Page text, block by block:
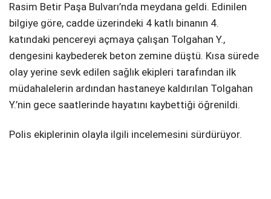
WhatsApp İhbar Hattı
Facebook
Rasim Betir Paşa Bulvarı’nda meydana geldi. Edinilen
bilgiye göre, cadde üzerindeki 4 katlı binanın 4.
katındaki pencereyi açmaya çalışan Tolgahan Y.,
dengesini kaybederek beton zemine düştü. Kısa sürede
olay yerine sevk edilen sağlık ekipleri tarafından ilk
müdahalelerin ardından hastaneye kaldırılan Tolgahan
Y.’nin gece saatlerinde hayatını kaybettiği öğrenildi.
Polis ekiplerinin olayla ilgili incelemesini sürdürüyor.